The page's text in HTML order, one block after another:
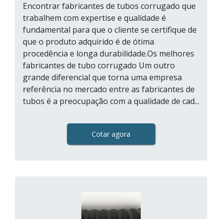
Encontrar fabricantes de tubos corrugado que
trabalhem com expertise e qualidade é
fundamental para que o cliente se certifique de
que o produto adquirido é de ótima
procedência e longa durabilidade.Os melhores
fabricantes de tubo corrugado Um outro
grande diferencial que torna uma empresa
referência no mercado entre as fabricantes de
tubos é a preocupação com a qualidade de cad...
Cotar agora